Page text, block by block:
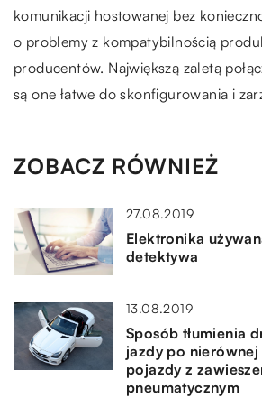
komunikacji hostowanej bez
o problemy z kompatybilnością
producentów. Największą zaletą
są one łatwe do skonfigurowania i
ZOBACZ RÓWNIEŻ
27.08.2019
Elektronika
detektywa
13.08.2019
Sposób tłumienia
jazdy po
pojazdy z
pneumatycznym